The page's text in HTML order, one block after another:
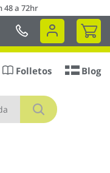
48 a 72hr
Mi
Buscar
Folletos Blog